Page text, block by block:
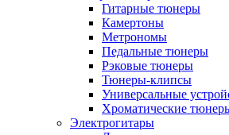
Гитарные тюнеры
Камертоны
Метрономы
Педальные тюнеры
Рэковые тюнеры
Тюнеры-клипсы
Универсальные
Хроматические
Электрогитары